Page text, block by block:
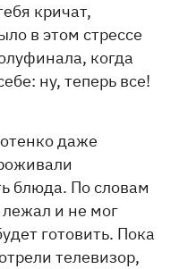
кричат,
в этом стрессе
когда
ну, теперь все!
даже
блюда. По словам
и не мог
готовить. Пока
телевизор,